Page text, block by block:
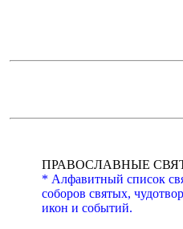
ПРАВОСЛАВНЫЕ
* Алфавитный список
соборов святых,
икон и событий.